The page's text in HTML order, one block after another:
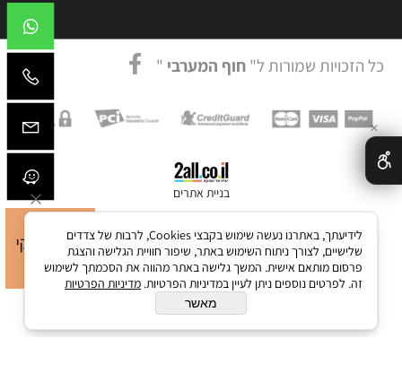
כל הזכויות שמורות ל" חוף המערבי "
בניית אתרים
✕
לידיעתך, באתרנו נעשה שימוש בקבצי Cookies, לרבות של צדדים
שלישיים, לצורך ניתוח השימוש באתר, שיפור חוויית הגלישה והצגת
פרסום מותאם אישית. המשך גלישה באתר מהווה את הסכמתך לשימוש
זה. לפרטים נוספים ניתן לעיין במדיניות הפרטיות. מדיניות הפרטיות
מאשר